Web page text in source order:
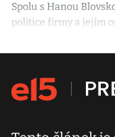
Spolu s Hanou
politice firmy a jejím